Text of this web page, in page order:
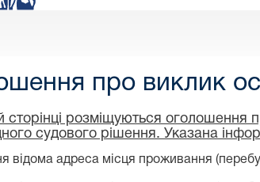
про виклик
сторінці розміщуються оголошення
судового рішення. Указана
відома адреса місця проживання